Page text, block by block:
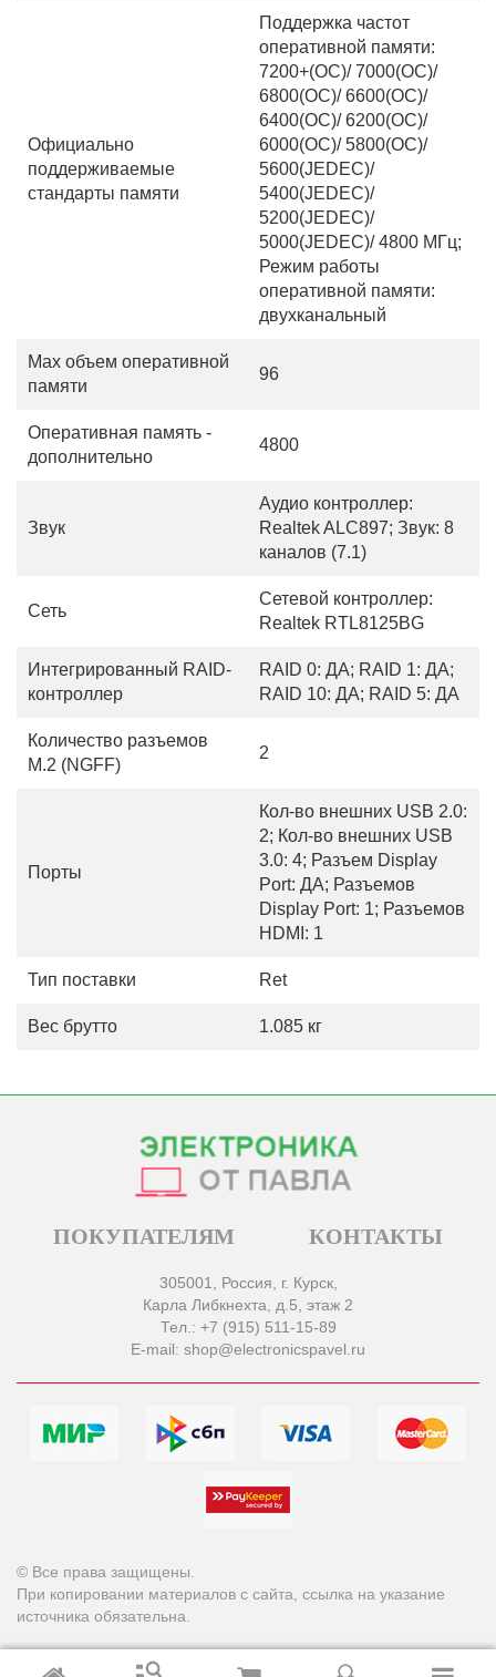
Официально
поддерживаемые
стандарты памяти
Поддержка частот
оперативной памяти:
7200+(OC)/ 7000(OC)/
6800(OC)/ 6600(OC)/
6400(OC)/ 6200(OC)/
6000(OC)/ 5800(OC)/
5600(JEDEC)/
5400(JEDEC)/
5200(JEDEC)/
5000(JEDEC)/ 4800 МГц;
Режим работы
оперативной памяти:
двухканальный
Max объем оперативной
памяти
96
Оперативная память -
дополнительно
4800
Звук
Аудио контроллер:
Realtek ALC897; Звук: 8
каналов (7.1)
Сеть
Сетевой контроллер:
Realtek RTL8125BG
Интегрированный RAID-
контроллер
RAID 0: ДА; RAID 1: ДА;
RAID 10: ДА; RAID 5: ДА
Количество разъемов
M.2 (NGFF)
2
Порты
Кол-во внешних USB 2.0:
2; Кол-во внешних USB
3.0: 4; Разъем Display
Port: ДА; Разъемов
Display Port: 1; Разъемов
HDMI: 1
Тип поставки Ret
Вес брутто 1.085 кг
ПОКУПАТЕЛЯМ КОНТАКТЫ
305001, Россия, г. Курск,
Карла Либкнехта, д.5, этаж 2
Тел.: +7 (915) 511-15-89
E-mail: shop@electronicspavel.ru
© Все права защищены.
При копировании материалов с сайта, ссылка на указание
источника обязательна.